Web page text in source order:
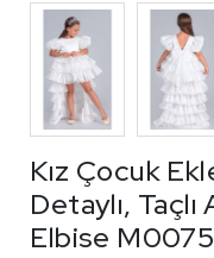
Kız Çocuk
Detaylı,
Elbise